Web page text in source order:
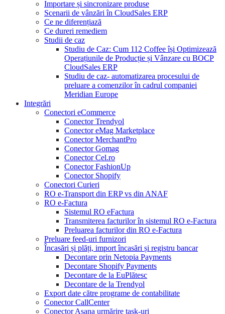
Importare și sincronizare produse
Scenarii de vânzări în CloudSales ERP
Ce ne diferențiază
Ce dureri remediem
Studii de caz
Studiu de Caz: Cum 112 Coffee își Optimizează
Operațiunile de Producție și Vânzare cu BOCP
CloudSales ERP
Studiu de caz- automatizarea procesului de
preluare a comenzilor în cadrul companiei
Meridian Europe
Integrări
Conectori eCommerce
Conector Trendyol
Conector eMag Marketplace
Conector MerchantPro
Conector Gomag
Conector Cel.ro
Conector FashionUp
Conector Shopify
Conectori Curieri
RO e-Transport din ERP vs din ANAF
RO e-Factura
Sistemul RO eFactura
Transmiterea facturilor în sistemul RO e-Factura
Preluarea facturilor din RO e-Factura
Preluare feed-uri furnizori
Încasări și plăți, import încasări și registru bancar
Decontare prin Netopia Payments
Decontare Shopify Payments
Decontare de la EuPlătesc
Decontare de la Trendyol
Export date către programe de contabilitate
Conector CallCenter
Conector Asana urmărire task-uri